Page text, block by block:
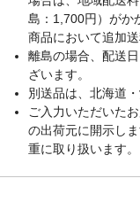
島：1,700円）がか
商品において追加
離島の場合、配送
ざいます。
別送品は、北海道
ご入力いただいた
の出荷元に開示し
重に取り扱います。